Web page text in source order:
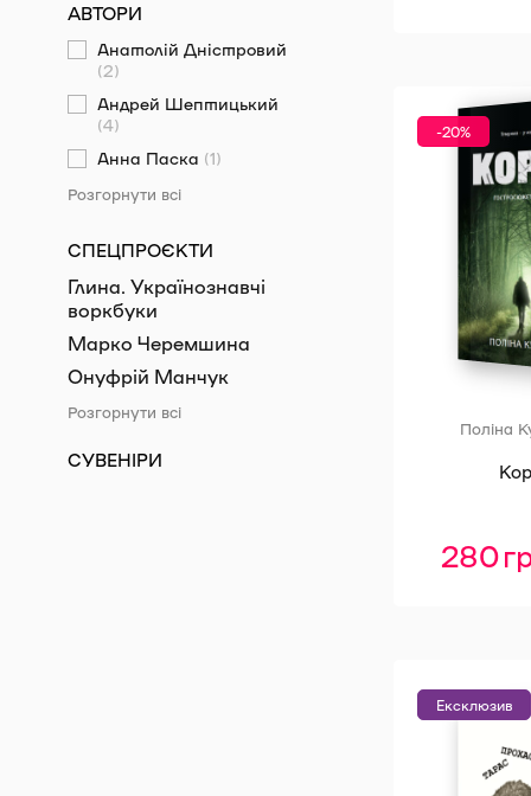
АВТОРИ
Анатолій Дністровий
(2)
Андрей Шептицький
(4)
Анна Паска (1)
Розгорнути всі
СПЕЦПРОЄКТИ
Глина. Українознавчі
воркбуки
Марко Черемшина
Онуфрій Манчук
Розгорнути всі
СУВЕНІРИ
-20%
280
Поліна
Ексклюзив